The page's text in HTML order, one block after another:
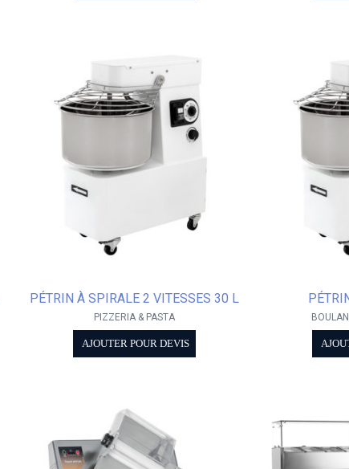
PÉTRIN À SPIRALE 2 VITESSES 30 L
PIZZERIA & PASTA
AJOUTER POUR DEVIS